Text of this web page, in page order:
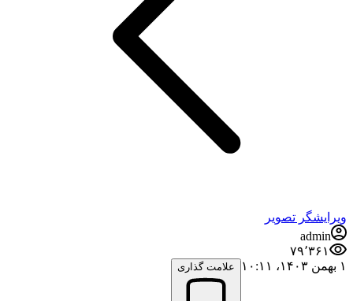
ویرایشگر تصویر
admin
۷۹٬۳۶۱
۱ بهمن ۱۴۰۳،‏ ۱۰:۱۱
علامت گذاری